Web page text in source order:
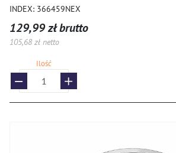
INDEX: 366459NEX
129,99 zł brutto
105,68 zł netto
Ilość